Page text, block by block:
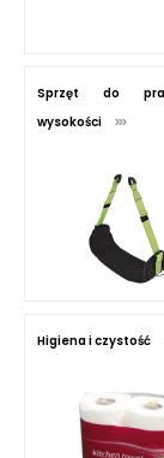
Sprzęt do
wysokości
Higiena i czystość